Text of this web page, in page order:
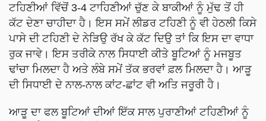
ਟਹਿਣੀਆਂ ਵਿੱਚੋਂ 3-4 ਟਾਹਿਣੀਆਂ ਚੁੱਣ ਕੇ ਬਾਕੀਆਂ ਨੂੰ ਮੁੱਢ ਤੋਂ ਹੀ
ਕੱਟ ਦੇਣਾ ਚਾਹੀਦਾ ਹੈ। ਇਸ ਸਮੇਂ ਲੀਡਰ ਟਹਿਣੀ ਨੂੰ ਵੀ ਹੇਠਲੀ ਕਿਸੇ
ਪਾਸੇ ਦੀ ਟਹਿਣੀ ਦੇ ਨੇੜਿਉ ਰੱਖ ਕੇ ਕੱਟ ਦਿਉ ਤਾਂ ਕਿ ਇਸ ਦਾ ਵਾਧਾ
ਰੁਕ ਜਾਵੇ। ਇਸ ਤਰੀਕੇ ਨਾਲ ਸਿਧਾਈ ਕੀਤੇ ਬੂਟਿਆਂ ਨੂੰ ਮਜਬੂਤ
ਢਾਂਚਾ ਮਿਲਦਾ ਹੈ ਅਤੇ ਲੰਬੇ ਸਮੇਂ ਤੱਕ ਭਰਵਾਂ ਫ਼ਲ ਮਿਲਦਾ ਹੈ। ਆੜੂ
ਦੀ ਸਿਧਾਈ ਦੇ ਨਾਲ-ਨਾਲ ਕਾਂਟ-ਛਾਂਟ ਵੀ ਅਤਿ ਜਰੂਰੀ ਹੈ।
ਆੜੂ ਦਾ ਫਲ ਬੂਟਿਆਂ ਦੀਆਂ ਇੱਕ ਸਾਲ ਪੁਰਾਣੀਆਂ ਟਹਿਣੀਆਂ ਨੂੰ